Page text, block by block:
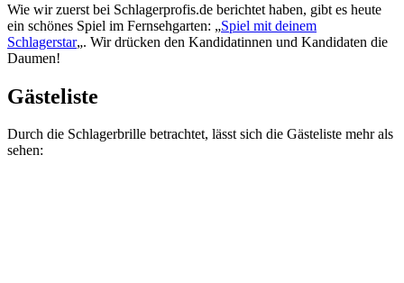
Wie wir zuerst bei Schlagerprofis.de berichtet haben, gibt es heute
ein schönes Spiel im Fernsehgarten: „Spiel mit deinem
Schlagerstar„. Wir drücken den Kandidatinnen und Kandidaten die
Daumen!
Gästeliste
Durch die Schlagerbrille betrachtet, lässt sich die Gästeliste mehr als
sehen: